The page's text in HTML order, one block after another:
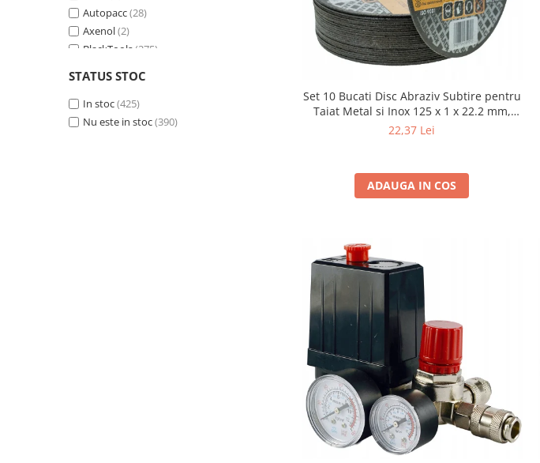
Suport motocicleta
Surubelnite
Autopacc(28)
Axenol(2)
BlackTools (275)
Redtehnic (21)
Silver(162)
Venus(5)
STATUS STOC
In stoc(425)
Nu este in stoc(390)
Set 10 Bucati Disc Abraziv Subtire pentru
Taiat Metal si Inox 125 x 1 x 22.2 mm,
Profil Plat Heavy-Duty (Model 42503)
22,37 Lei
ADAUGA IN COS